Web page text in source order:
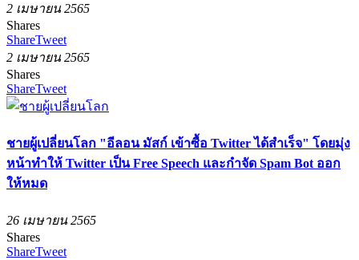
2 เมษายน 2565
Shares
ShareTweet
2 เมษายน 2565
Shares
ShareTweet
ชายผู้เปลี่ยนโลก "อีลอน มัสก์ เข้าซื้อ Twitter ได้สำเร็จ" โดยมุ่ง
หน้าทำให้ Twitter เป็น Free Speech และกำจัด Spam Bot ออก
ให้หมด
26 เมษายน 2565
Shares
ShareTweet